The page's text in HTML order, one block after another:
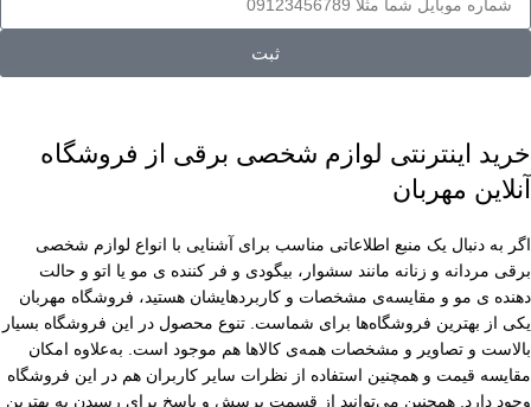
ثبت
خرید اینترنتی لوازم شخصی برقی از فروشگاه
آنلاین مهربان
اگر به دنبال یک منبع اطلاعاتی مناسب برای آشنایی با انواع لوازم شخصی
برقی مردانه و زنانه مانند سشوار، بیگودی و فر کننده ی مو یا اتو و حالت
دهنده ی مو و مقایسه‌ی مشخصات و کاربردهایشان هستید، فروشگاه مهربان
یکی از بهترین فروشگاه‌ها برای شماست. تنوع محصول در این فروشگاه بسیار
بالاست و تصاویر و مشخصات همه‌ی کالاها هم موجود است. به‌علاوه امکان
مقایسه قیمت و همچنین استفاده از نظرات سایر کاربران هم در این فروشگاه
وجود دارد. همچنین می‌توانید از قسمت پرسش و پاسخ برای رسیدن به بهترین